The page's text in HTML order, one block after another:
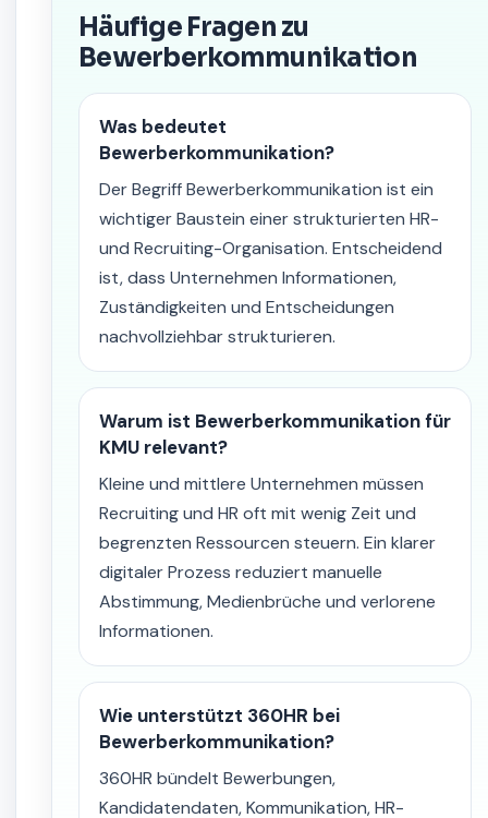
Häufige Fragen zu
Bewerberkommunikation
Was bedeutet
Bewerberkommunikation?
Der Begriff Bewerberkommunikation ist ein
wichtiger Baustein einer strukturierten HR-
und Recruiting-Organisation. Entscheidend
ist, dass Unternehmen Informationen,
Zuständigkeiten und Entscheidungen
nachvollziehbar strukturieren.
Warum ist Bewerberkommunikation für
KMU relevant?
Kleine und mittlere Unternehmen müssen
Recruiting und HR oft mit wenig Zeit und
begrenzten Ressourcen steuern. Ein klarer
digitaler Prozess reduziert manuelle
Abstimmung, Medienbrüche und verlorene
Informationen.
Wie unterstützt 360HR bei
Bewerberkommunikation?
360HR bündelt Bewerbungen,
Kandidatendaten, Kommunikation, HR-